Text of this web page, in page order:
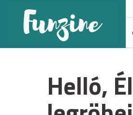
Helló,